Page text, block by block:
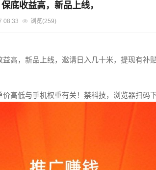
底收益高，新品上线，
08:33 浏览(259)
高，新品上线，邀请日入几十米，提现有补
高低与手机权重有关！禁科技，浏览器扫码